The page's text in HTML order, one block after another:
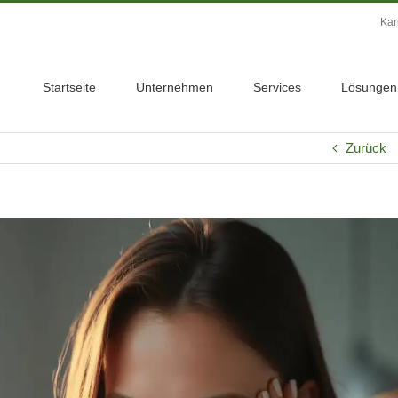
Startseite Unternehmen Services Lösungen
Zurück